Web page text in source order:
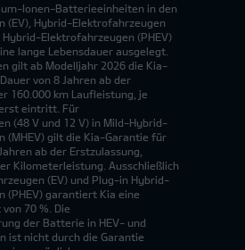
Ionen-Batterieeinheiten in den
(EV), Hybrid-Elektrofahrzeugen
Hybrid-Elektrofahrzeugen (PHEV)
lange Lebensdauer ausgelegt.
gilt ab Modelljahr 2026 die Kia-
von 8 Jahren ab der
160.000 km Laufleistung, je
eintritt. Für
(48 V und 12 V) in Mild-Hybrid-
(MHEV) gilt die Kia-Garantie für
ab der Erstzulassung,
Kilometerleistung. Ausschließlich
(EV) und Plug-in Hybrid-
(PHEV) garantiert Kia eine
70 %. Die
der Batterie in HEV- und
ist nicht durch die Garantie